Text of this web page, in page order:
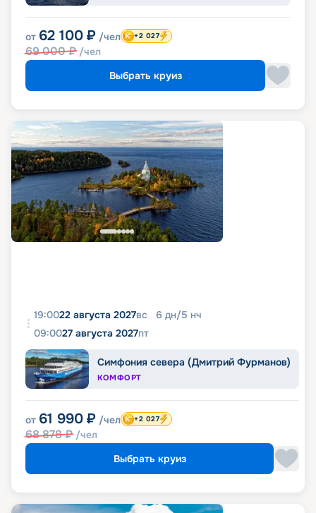
от 62 100 ₽ /чел
69 000₽ /чел
+2 027
Выбрать круиз
19:0022 августа 2027вс 6 дн/5 нч
09:0027 августа 2027пт
Симфония севера (Дмитрий Фурманов)
КОМФОРТ
от 61 990 ₽ /чел
68 878₽ /чел
+2 027
Выбрать круиз